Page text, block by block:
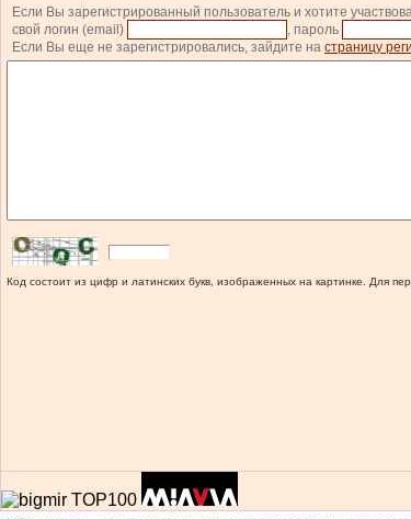
Если Вы зарегистрированный пользователь и хотите
свой логин (email)
, пароль
Если Вы еще не зарегистрировались, зайдите на страницу
Код состоит из цифр и латинских букв, изображенных на картинке. Для